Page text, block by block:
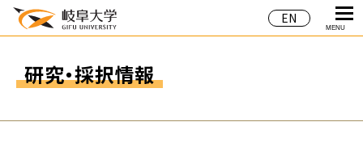
EN
MENU
研究・採択情報